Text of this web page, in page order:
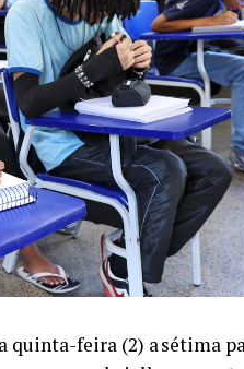
quinta-feira (2) a sétima